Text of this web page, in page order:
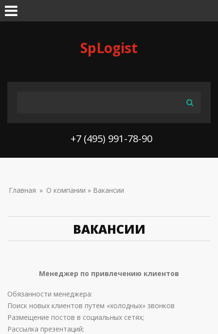
SpLogist
+7 (495) 991-78-90
ВЫ ЗДЕСЬ
Главная » О компании » Вакансии
ВАКАНСИИ
Менеджер по привлечению клиентов
Обязанности менеджера:
Поиск новых клиентов путем «холодных» звонков
Размещение постов в социальных сетях;
Рассылка презентаций;